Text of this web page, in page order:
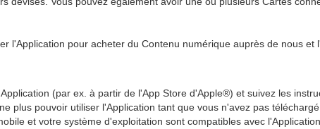
l'Application pour acheter du Contenu numérique auprès de nous
(par ex. à partir de l'App Store d'Apple®) et suivez les
plus pouvoir utiliser l'Application tant que vous n'avez pas
et votre système d'exploitation sont compatibles avec